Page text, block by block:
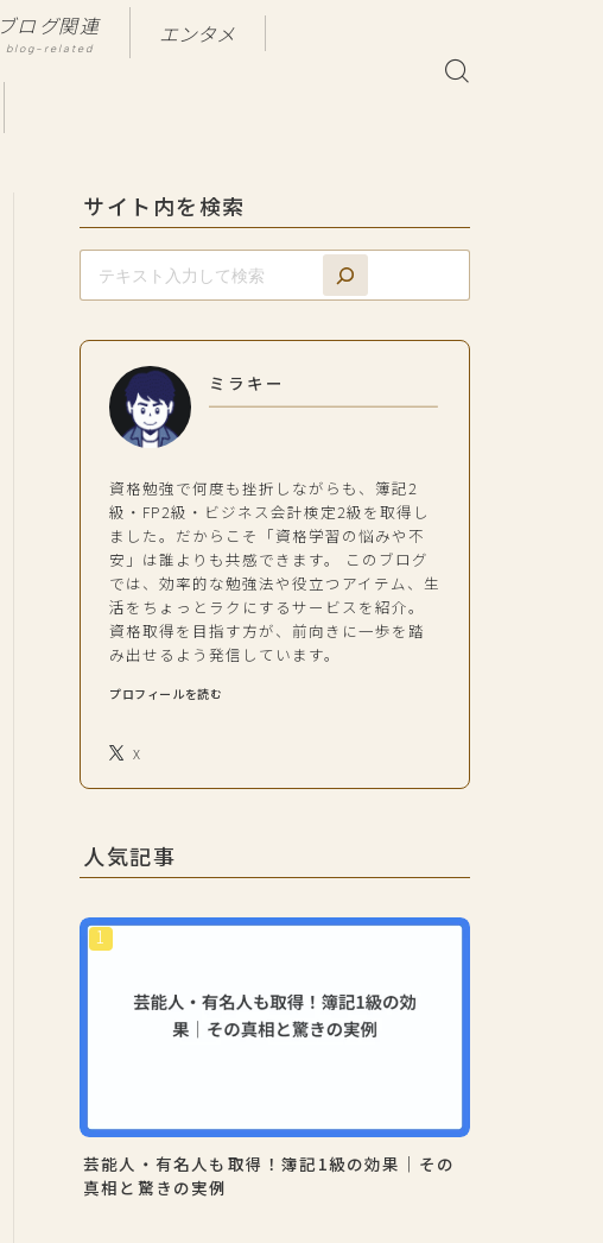
ブログ関連
blog-related
エンタメ
サイト内を検索
ミラキー
資格勉強で何度も挫折しながらも、簿記2
級・FP2級・ビジネス会計検定2級を取得し
ました。だからこそ「資格学習の悩みや不
安」は誰よりも共感できます。 このブログ
では、効率的な勉強法や役立つアイテム、生
活をちょっとラクにするサービスを紹介。
資格取得を目指す方が、前向きに一歩を踏
み出せるよう発信しています。
プロフィールを読む
X
人気記事
芸能人・有名人も取得！簿記1級の効果｜その
真相と驚きの実例